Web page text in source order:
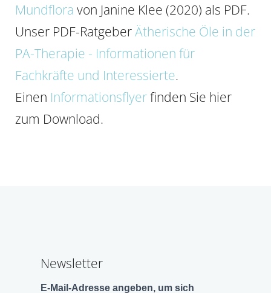
Mundflora von Janine Klee (2020) als PDF.
Unser PDF-RatgeberÄtherische Öle in der
PA-Therapie - Informationen für
Fachkräfte und Interessierte.
Einen Informationsflyerfinden Sie hier
zum Download.
Newsletter
E-Mail-Adresse angeben, um sich